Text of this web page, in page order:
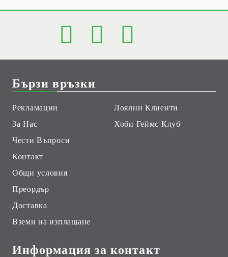
Бързи връзки
Рекламации
За Нас
Чести Въпроси
Контакт
Общи условия
Преордър
Доставка
Вземи на изплащане
Лоялни Клиенти
Хоби Геймс Клуб
Информация за контакт